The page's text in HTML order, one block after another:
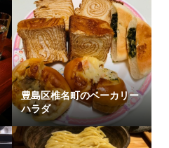
豊島区椎名町のベーカリー
ハラダ